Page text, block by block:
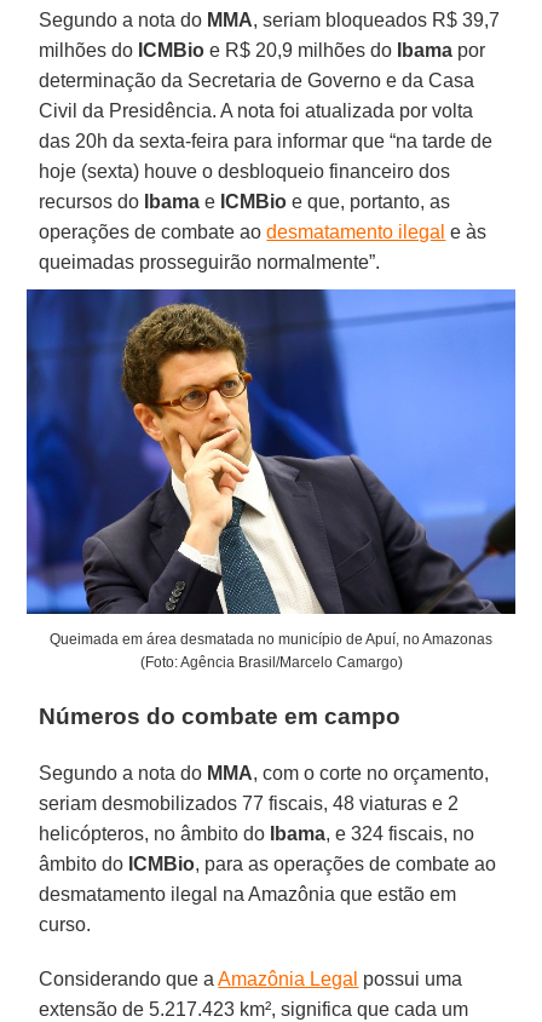
Segundo a nota do MMA, seriam bloqueados R$ 39,7
milhões do ICMBio e R$ 20,9 milhões do Ibama por
determinação da Secretaria de Governo e da Casa
Civil da Presidência. A nota foi atualizada por volta
das 20h da sexta-feira para informar que “na tarde de
hoje (sexta) houve o desbloqueio financeiro dos
recursos do
Ibama e ICMBio e que, portanto, as
operações de combate aodesmatamento ilegal e às
queimadas prosseguirão normalmente”.
Queimada em área desmatada no município de Apuí, no Amazonas
(Foto: Agência Brasil/Marcelo Camargo)
Números do combate em campo
Segundo a nota do MMA, com o corte no orçamento,
seriam desmobilizados 77 fiscais, 48 viaturas e 2
helicópteros, no âmbito do
Ibama, e 324 fiscais, no
âmbito do ICMBio, para as operações de combate ao
desmatamento ilegal na Amazônia que estão em
curso.
Considerando que aAmazônia Legal possui uma
extensão de 5.217.423 km², significa que cada um